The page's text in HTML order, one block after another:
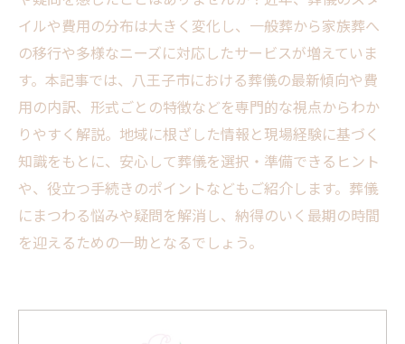
イルや費用の分布は大きく変化し、一般葬から家族葬へ
の移行や多様なニーズに対応したサービスが増えていま
す。本記事では、八王子市における葬儀の最新傾向や費
用の内訳、形式ごとの特徴などを専門的な視点からわか
りやすく解説。地域に根ざした情報と現場経験に基づく
知識をもとに、安心して葬儀を選択・準備できるヒント
や、役立つ手続きのポイントなどもご紹介します。葬儀
にまつわる悩みや疑問を解消し、納得のいく最期の時間
を迎えるための一助となるでしょう。